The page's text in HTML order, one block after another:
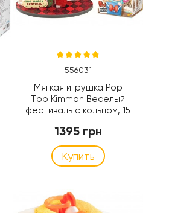
556031
Мягкая игрушка Pop
Top Kimmon Веселый
фестиваль с кольцом, 15
1395 грн
Купить